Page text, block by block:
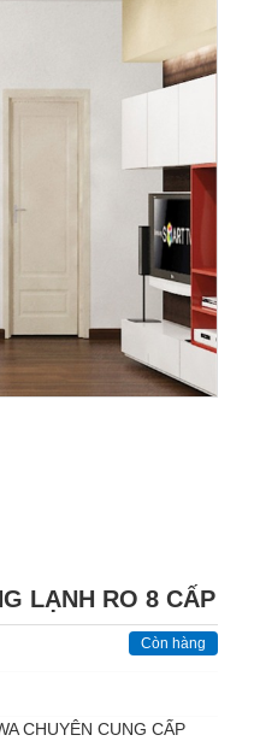
LẠNH RO 8 CẤP
Còn hàng
CHUYÊN CUNG CẤP